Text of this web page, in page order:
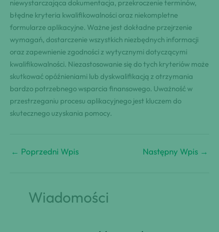
niewystarczająca dokumentacja, przekroczenie terminów,
błędne kryteria kwalifikowalności oraz niekompletne
formularze aplikacyjne. Ważne jest dokładne przejrzenie
wymagań, dostarczenie wszystkich niezbędnych informacji
oraz zapewnienie zgodności z wytycznymi dotyczącymi
kwalifikowalności. Niezastosowanie się do tych kryteriów może
skutkować opóźnieniami lub dyskwalifikacją z otrzymania
bardzo potrzebnego wsparcia finansowego. Uważność w
przestrzeganiu procesu aplikacyjnego jest kluczem do
skutecznego uzyskania pomocy.
← Poprzedni Wpis Następny Wpis →
Wiadomości